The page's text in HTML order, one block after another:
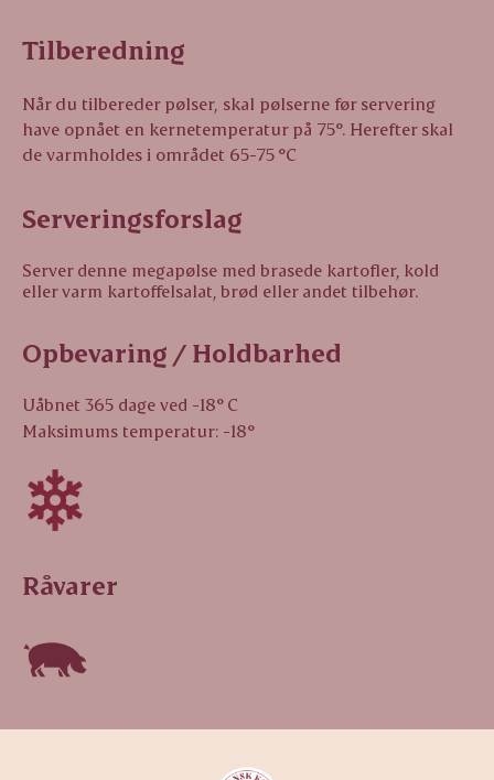
Tilberedning
Når du tilbereder pølser, skal pølserne før servering
have opnået en kernetemperatur på 75°. Herefter skal
de varmholdes i området 65-75 °C
Serveringsforslag
Server denne megapølse med brasede kartofler, kold
eller varm kartoffelsalat, brød eller andet tilbehør.
Opbevaring / Holdbarhed
Uåbnet 365 dage ved -18° C
Maksimums temperatur: -18°
Råvarer